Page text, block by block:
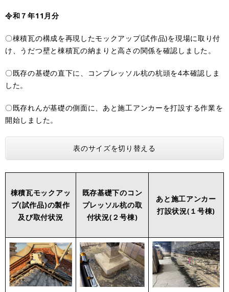
令和７年11月分
〇棟積瓦の構成を再現したモックアップ(試作品)を現場に取り付
け、うだつ壁と棟積瓦の納まりと高さの関係を確認しました。
〇既存の基礎の直下に、コンプレッソル杭の杭頭を4本確認しま
した。
〇既存れんが基礎の側面に、あと施工アンカーを打設する作業を
開始しました。
表のサイズを切り替える
棟積瓦モックアッ
プ(試作品)の製作
及び取付状況
既存基礎下のコン
プレッソル杭の取
付状況(２号棟)
あと施工アンカー
打設状況(１号棟)